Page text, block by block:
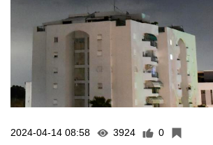
2024-04-14 08:58 3924 0